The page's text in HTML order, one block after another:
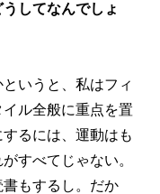
してなんでしょ
いうと、私はフィ
ル全般に重点を置
るには、運動はも
すべてじゃない。
もするし。だか